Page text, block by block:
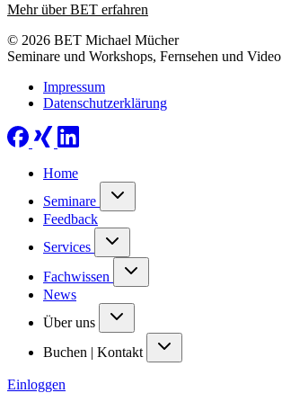
Mehr über BET erfahren
© 2026 BET Michael Mücher
Seminare und Workshops, Fernsehen und Video
Impressum
Datenschutzerklärung
Home
Seminare
Feedback
Services
Fachwissen
News
Über uns
Buchen | Kontakt
Einloggen